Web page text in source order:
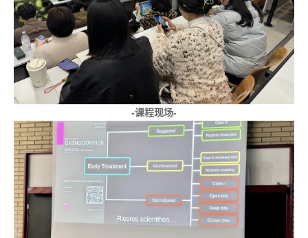
-课程现场-